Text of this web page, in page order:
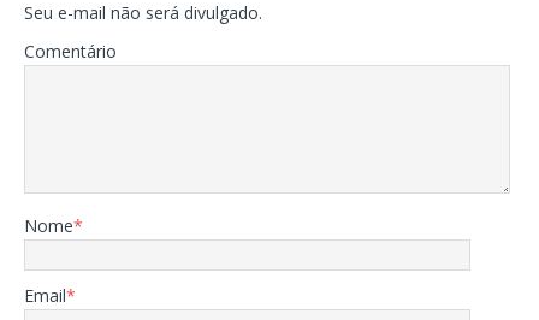
Seu e-mail não será divulgado.
Comentário
Nome*
Email*